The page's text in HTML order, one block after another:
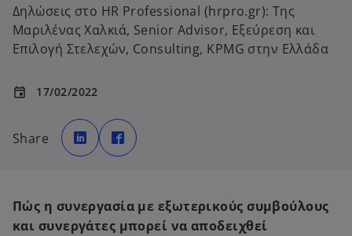
Δηλώσεις στο HR Professional (hrpro.gr): Της
Μαριλένας Χαλκιά, Senior Advisor, Εξεύρεση και
Επιλογή Στελεχών, Consulting, KPMG στην Ελλάδα
event 17/02/2022
Share
o
p
e
n
e
w
t
p
e
e
w
t
Πώς η συνεργασία με εξωτερικούς συμβούλους
και συνεργάτες μπορεί να αποδειχθεί